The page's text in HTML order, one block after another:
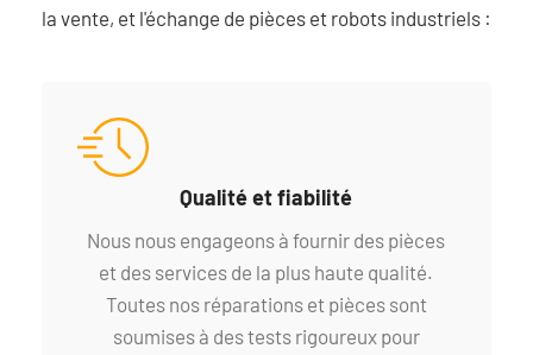
la vente, et l'échange de pièces et robots industriels :
Qualité et fiabilité
Nous nous engageons à fournir des pièces
et des services de la plus haute qualité.
Toutes nos réparations et pièces sont
soumises à des tests rigoureux pour